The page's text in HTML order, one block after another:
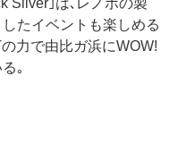
Silver｣は､レノボの製
たイベントも楽しめる
力で由比ガ浜にWOW!
｡